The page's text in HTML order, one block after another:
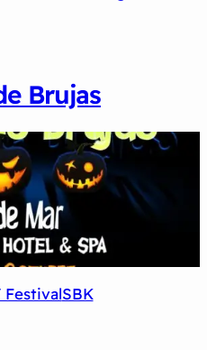
Brujas
SBK